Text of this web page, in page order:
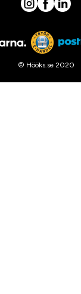
© Hööks.se 2020